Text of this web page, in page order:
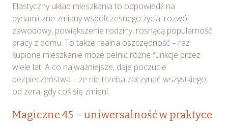
Elastyczny układ mieszkania to odpowiedź na
dynamiczne zmiany współczesnego życia: rozwój
zawodowy, powiększenie rodziny, rosnącą popularność
pracy z domu. To także realna oszczędność – raz
kupione mieszkanie może pełnić różne funkcje przez
wiele lat. A co najważniejsze, daje poczucie
bezpieczeństwa – że nie trzeba zaczynać wszystkiego
od zera, gdy coś się zmieni.
Magiczne 45 – uniwersalność w praktyce